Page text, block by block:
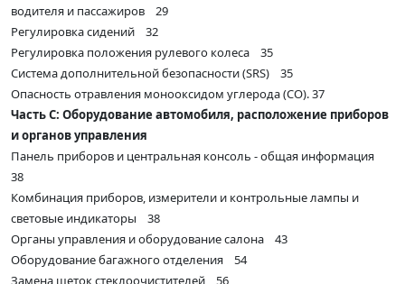
водителя и пассажиров 29
Регулировка сидений 32
Регулировка положения рулевого колеса 35
Система дополнительной безопасности (SRS) 35
Опасность отравления монооксидом углерода (СО). 37
Часть С: Оборудование автомобиля, расположение приборов
и органов управления
Панель приборов и центральная консоль - общая информация
38
Комбинация приборов, измерители и контрольные лампы и
световые индикаторы 38
Органы управления и оборудование салона 43
Оборудование багажного отделения 54
Замена щеток стеклоочистителей 56